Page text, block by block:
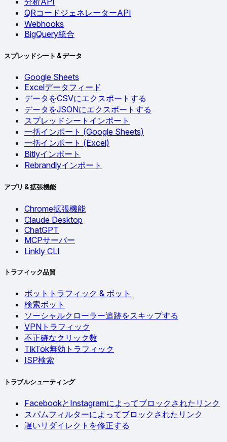
QRコードジェネレーターAPI
Webhooks
BigQuery統合
スプレッドシート & データ
Google Sheets
Excelデータフィード
データをCSVにエクスポートする
データをJSONにエクスポートする
スプレッドシートインポート
一括インポート (Google Sheets)
一括インポート (Excel)
Bitlyインポート
Rebrandlyインポート
アプリ & 拡張機能
Chrome拡張機能
Claude Desktop
ChatGPT
MCPサーバー
Linkly CLI
トラフィック品質
ボットトラフィック & ボット
検索ボット
ソーシャルクローラー追跡をスキップする
VPNトラフィック
不正確なクリック数
TikTok無効トラフィック
ISP検索
トラブルシューティング
FacebookとInstagramによってブロックされたリンク
スパムフィルターによってブロックされたリンク
遅いリダイレクトを修正する